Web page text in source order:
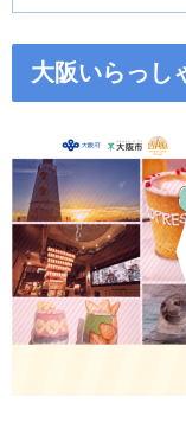
大阪いらっし